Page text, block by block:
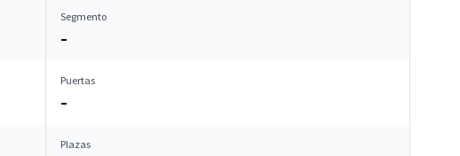
Segmento
–
Puertas
–
Plazas